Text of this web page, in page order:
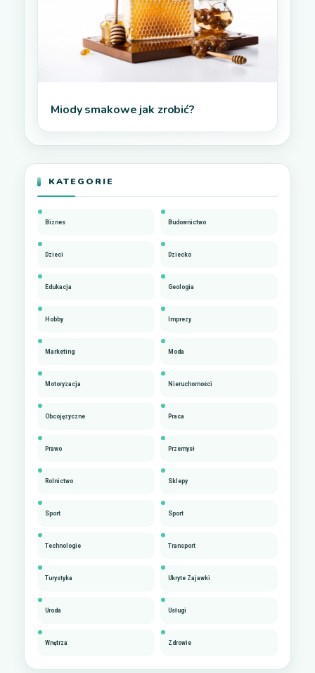
Miody smakowe jak zrobić?
KATEGORIE
Biznes Budownictwo
Dzieci Dziecko
Edukacja Geologia
Hobby Imprezy
Marketing Moda
Motoryzacja Nieruchomości
Obcojęzyczne Praca
Prawo Przemysł
Rolnictwo Sklepy
Sport Sport
Technologie Transport
Turystyka Ukryte Zajawki
Uroda Usługi
Wnętrza Zdrowie